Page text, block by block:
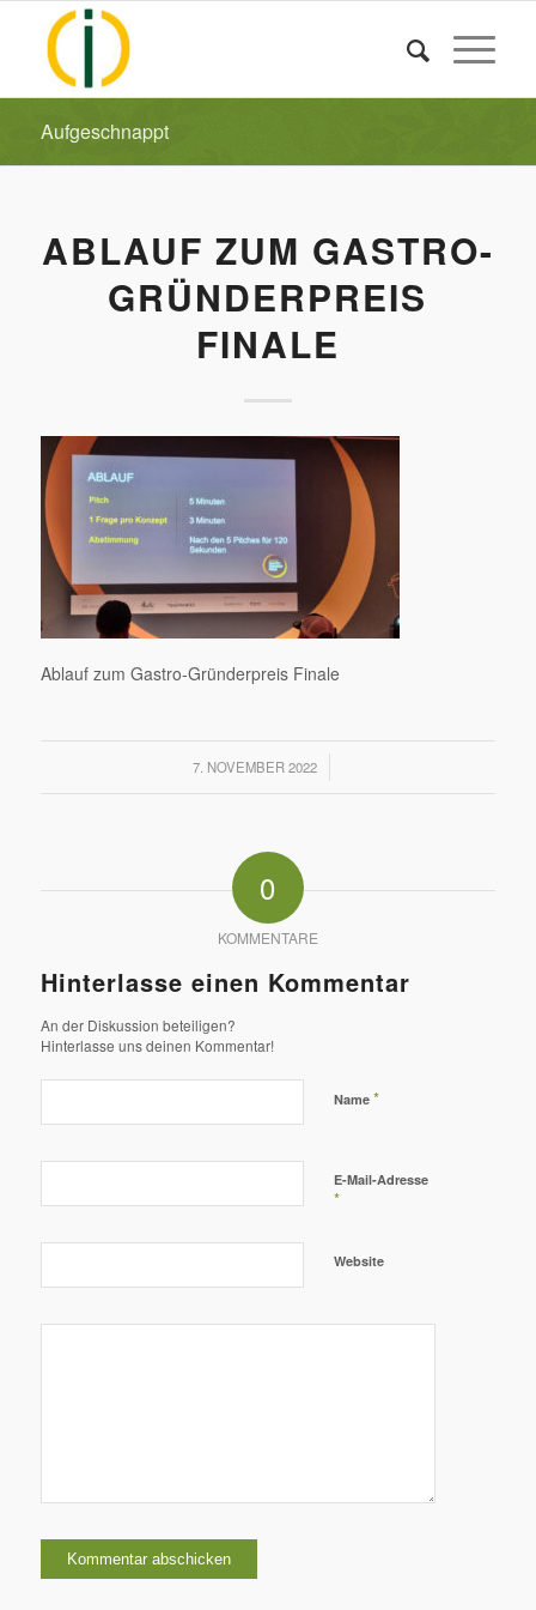
Aufgeschnappt
ABLAUF ZUM GASTRO-
GRÜNDERPREIS
FINALE
Ablauf zum Gastro-Gründerpreis Finale
7. NOVEMBER 2022
/
0
KOMMENTARE
Hinterlasse einen Kommentar
An der Diskussion beteiligen?
Hinterlasse uns deinen Kommentar!
Name *
E-Mail-Adresse
*
Website